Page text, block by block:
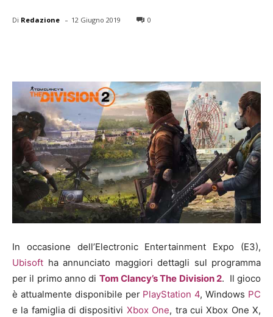
Di Redazione - 12 Giugno 2019 0
In occasione dell’Electronic Entertainment Expo (E3),
Ubisoft ha annunciato maggiori dettagli sul programma
per il primo anno di Tom Clancy’s The Division 2. Il gioco
è attualmente disponibile per PlayStation 4, Windows PC
e la famiglia di dispositivi Xbox One, tra cui Xbox One X,